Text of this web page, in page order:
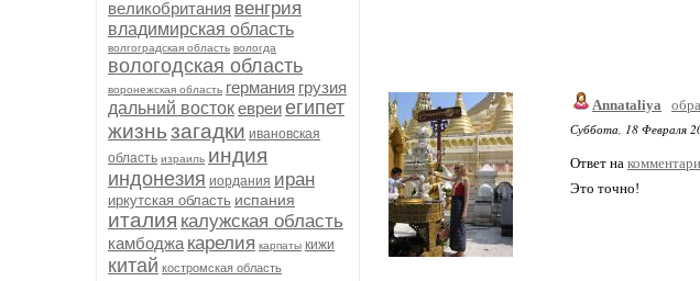
великобритания венгрия
владимирская область
волгоградская область вологда
вологодская область
воронежская область германия грузия
дальний востокевреиегипет
жизньзагадки ивановская
область израиль индия
индонезия иордания иран
иркутская область испания
италия калужская область
камбоджа карелия карпаты кижи
китай костромская область
Annataliya
Суббота, 18 Февраля
Ответ на
Это точно!